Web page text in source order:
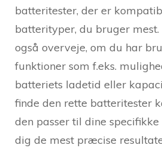
batteritester, der er
batterityper, du bruger
også overveje, om du har
funktioner som f.eks.
batteriets ladetid eller
finde den rette batteritester
den passer til dine
dig de mest præcise